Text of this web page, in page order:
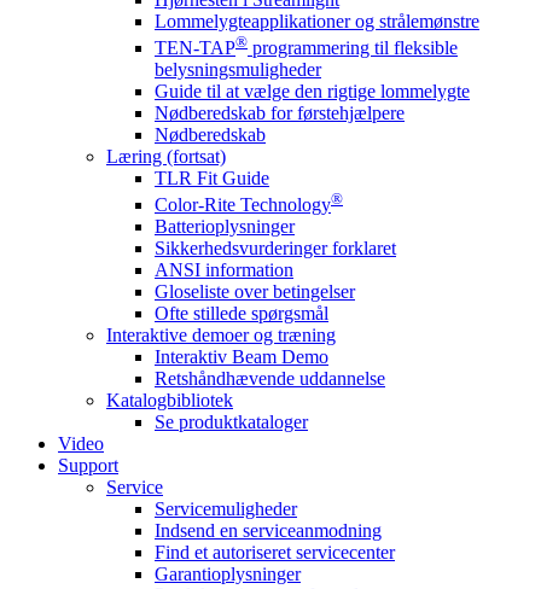
Lommelygteapplikationer og strålemønstre
TEN-TAP® programmering til fleksible
belysningsmuligheder
Guide til at vælge den rigtige lommelygte
Nødberedskab for førstehjælpere
Nødberedskab
Læring (fortsat)
TLR Fit Guide
Color-Rite Technology®
Batterioplysninger
Sikkerhedsvurderinger forklaret
ANSI information
Gloseliste over betingelser
Ofte stillede spørgsmål
Interaktive demoer og træning
Interaktiv Beam Demo
Retshåndhævende uddannelse
Katalogbibliotek
Se produktkataloger
Video
Support
Service
Servicemuligheder
Indsend en serviceanmodning
Find et autoriseret servicecenter
Garantioplysninger